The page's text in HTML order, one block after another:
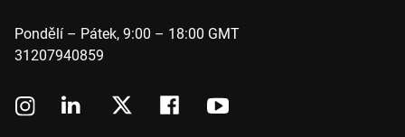
Pondělí – Pátek, 9:00 – 18:00 GMT
31207940859